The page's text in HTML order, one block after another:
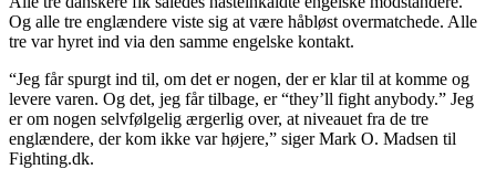
Og alle tre englændere viste sig at være håbløst overmatchede. Alle
tre var hyret ind via den samme engelske kontakt.
“Jeg får spurgt ind til, om det er nogen, der er klar til at komme og
levere varen. Og det, jeg får tilbage, er “they’ll fight anybody.” Jeg
er om nogen selvfølgelig ærgerlig over, at niveauet fra de tre
englændere, der kom ikke var højere,” siger Mark O. Madsen til
Fighting.dk.